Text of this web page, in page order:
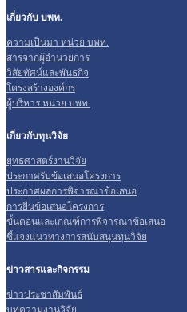
เกี่ยวกับ บพท.
ความเป็นมา หน่วย บพท.
สารจากผู้อำนวยการ
วิสัยทัศน์และพันธกิจ
โครงสร้างองค์กร
ผู้บริหาร หน่วย บพท.
เกี่ยวกับทุนวิจัย
ยุทธศาสตร์งานวิจัย
ประกาศรับข้อเสนอโครงการ
ประกาศผลการพิจารณาข้อเสนอ
การยื่นข้อเสนอโครงการ
ขั้นตอนและเกณฑ์การพิจารณาข้อเสนอ
ชี้แจงแนวทางการสนับสนุนทุนวิจัย
ข่าวสารและกิจกรรม
ข่าวประชาสัมพันธ์
บทความงานวิจัย